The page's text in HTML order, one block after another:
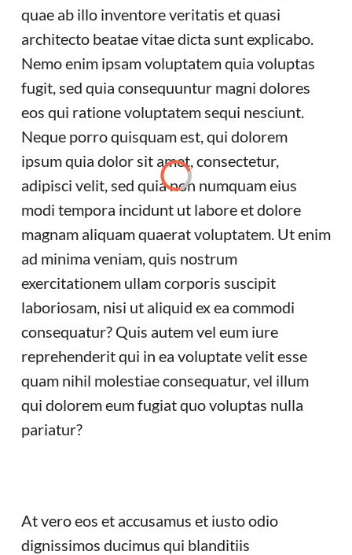
quae ab illo inventore veritatis et quasi
architecto beatae vitae dicta sunt explicabo.
Nemo enim ipsam voluptatem quia voluptas
fugit, sed quia consequuntur magni dolores
eos qui ratione voluptatem sequi nesciunt.
Neque porro quisquam est, qui dolorem
ipsum quia dolor sit amet, consectetur,
adipisci velit, sed quia non numquam eius
modi tempora incidunt ut labore et dolore
magnam aliquam quaerat voluptatem. Ut enim
ad minima veniam, quis nostrum
exercitationem ullam corporis suscipit
laboriosam, nisi ut aliquid ex ea commodi
consequatur? Quis autem vel eum iure
reprehenderit qui in ea voluptate velit esse
quam nihil molestiae consequatur, vel illum
qui dolorem eum fugiat quo voluptas nulla
pariatur?
At vero eos et accusamus et iusto odio
dignissimos ducimus qui blanditiis